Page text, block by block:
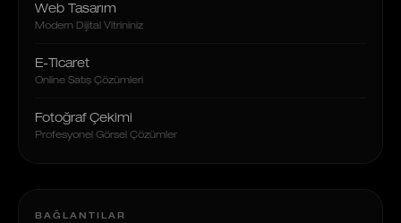
Web Tasarım
Modern Dijital Vitrininiz
E-Ticaret
Online Satış Çözümleri
Fotoğraf Çekimi
Profesyonel Görsel Çözümler
BAĞLANTILAR